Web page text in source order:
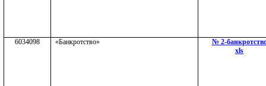
6034098 «Банкротство»
№ 2-
xls